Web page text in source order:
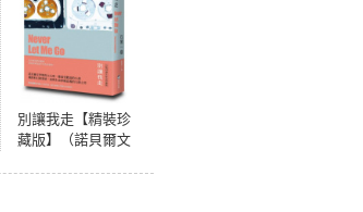
別讓我走【精裝珍
藏版】（諾貝爾文